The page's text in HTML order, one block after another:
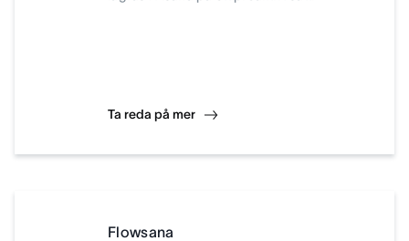
Ta reda på mer
Flowsana